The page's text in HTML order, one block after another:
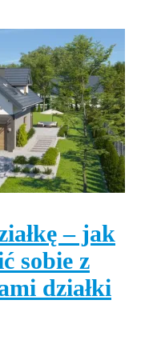
– jak
sobie z
działki